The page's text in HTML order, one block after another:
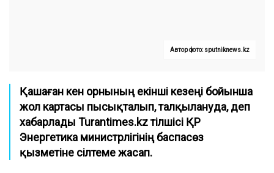
Автор фото: sputniknews.kz
Қашаған кен орнының екінші кезеңі бойынша
жол картасы пысықталып, талқылануда, деп
хабарлады Turantimes.kzтілшісі ҚР
Энергетика министрлігінің баспасөз
қызметіне сілтеме жасап.